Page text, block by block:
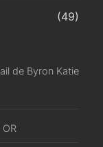
(49)
de Byron Katie